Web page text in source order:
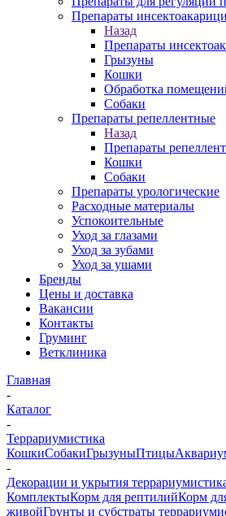
Препараты
Назад
Препараты
Грызуны
Кошки
Обработка
Собаки
Препараты репеллентные
Назад
Препараты
Кошки
Собаки
Препараты урологические
Расходные материалы
Успокоительные
Уход за глазами
Уход за зубами
Уход за ушами
Бренды
Цены и доставка
Вакансии
Контакты
Груминг
Ветклиника
Главная
-
Каталог
-
Террариумистика
КошкиСобакиГрызуныПтицы
-
Декорации и укрытия
КомплектыКорм для рептилийКорм
живойГрунты и субстраты